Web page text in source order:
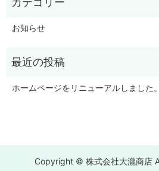
お知らせ
ホームページをリニューアルしました。
Copyright © 株式会社大瀧商店